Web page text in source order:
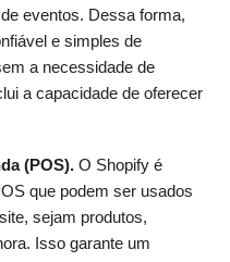
eventos. Dessa forma,
e simples de
a necessidade de
a capacidade de oferecer
(POS). O Shopify é
que podem ser usados
sejam produtos,
Isso garante um